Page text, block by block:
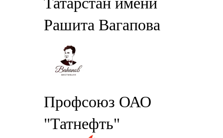
Рашита Вагапова
Профсоюз ОАО
"Татнефть"